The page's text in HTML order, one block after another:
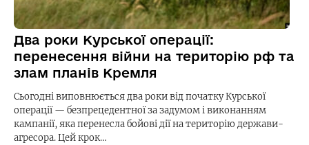
Два роки Курської операції:
перенесення війни на територію рф та
злам планів Кремля
Сьогодні виповнюється два роки від початку Курської
операції — безпрецедентної за задумом і виконанням
кампанії, яка перенесла бойові дії на територію держави-
агресора. Цей крок…